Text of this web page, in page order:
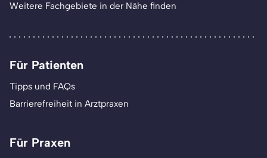
Weitere Fachgebiete in der Nähe finden
Für Patienten
Tipps und FAQs
Barrierefreiheit in Arztpraxen
Für Praxen